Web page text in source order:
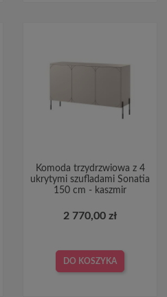
Komoda trzydrzwiowa z 4
ukrytymi szufladami Sonatia
150 cm - kaszmir
2 770,00 zł
DO KOSZYKA